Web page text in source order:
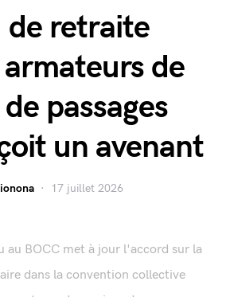
de retraite
de
passages
un avenant
17 juillet 2026
au BOCC met à jour l'accord sur la
dans la convention collective